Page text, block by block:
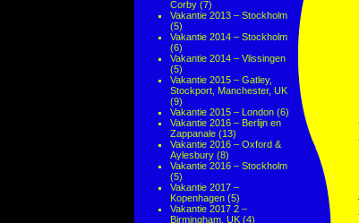
Corby (7)
Vakantie 2013 – Stockholm
(5)
Vakantie 2014 – Stockholm
(6)
Vakantie 2014 – Vlissingen
(5)
Vakantie 2015 – Gatley,
Stockport, Manchester, UK
(9)
Vakantie 2015 – London (6)
Vakantie 2016 – Berlijn en
Zappanale (13)
Vakantie 2016 – Oxford &
Aylesbury (8)
Vakantie 2016 – Stockholm
(5)
Vakantie 2017 –
Kopenhagen (5)
Vakantie 2017 2 –
Birmingham, UK (4)